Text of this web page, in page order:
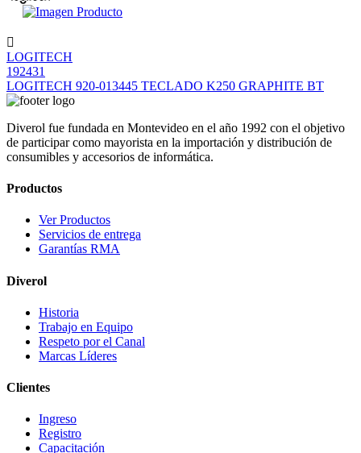
LOGITECH
192431
LOGITECH 920-013445 TECLADO K250 GRAPHITE BT
Diverol fue fundada en Montevideo en el año 1992 con el objetivo
de participar como mayorista en la importación y distribución de
consumibles y accesorios de informática.
Productos
Ver Productos
Servicios de entrega
Garantías RMA
Diverol
Historia
Trabajo en Equipo
Respeto por el Canal
Marcas Líderes
Clientes
Ingreso
Registro
Capacitación